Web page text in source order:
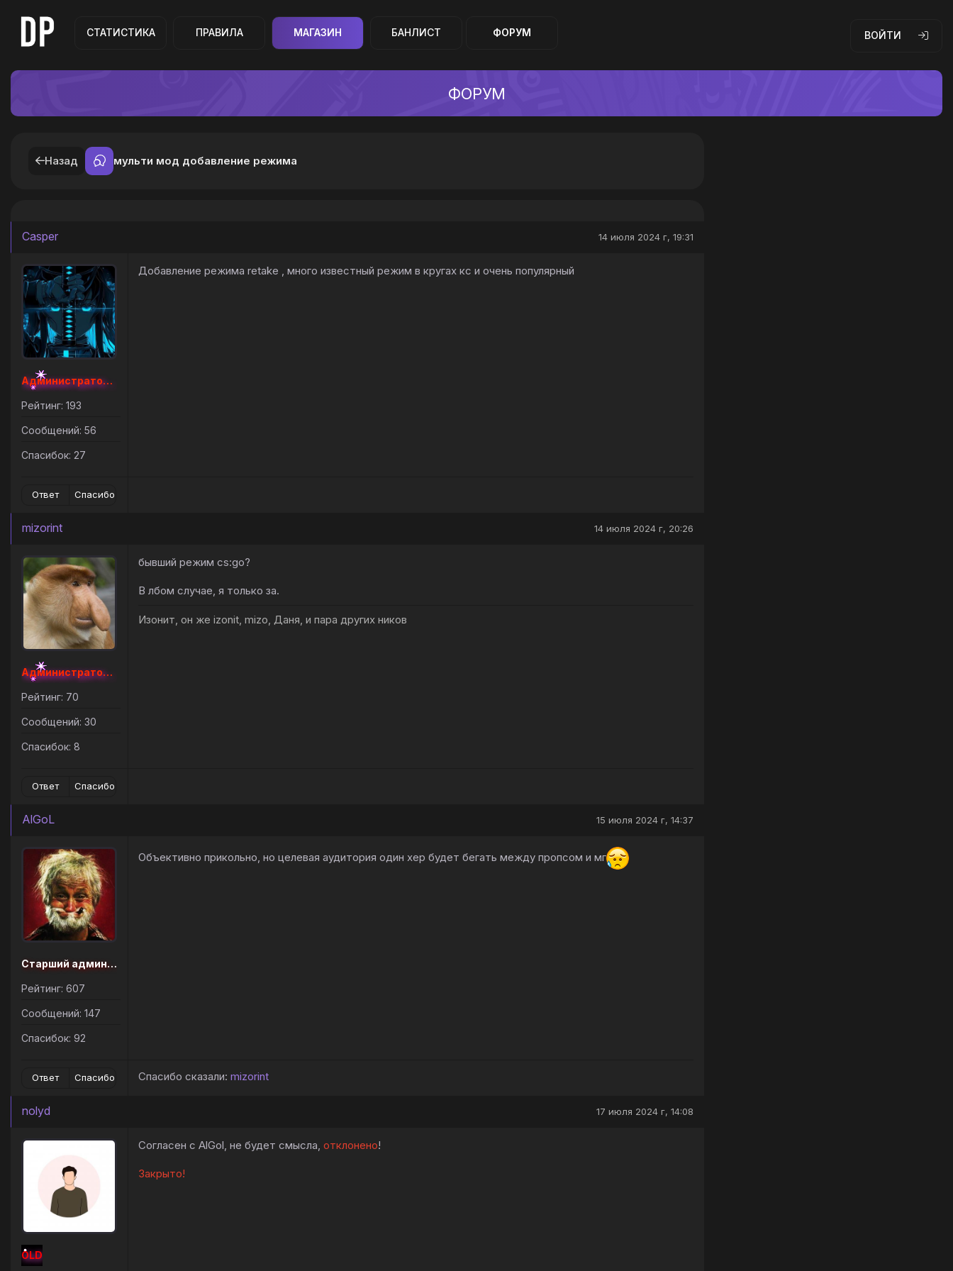
СТАТИСТИКА ПРАВИЛА МАГАЗИН БАНЛИСТ ФОРУМ ВОЙТИ
ФОРУМ
Назад мульти мод добавление режима
Casper 14 июля 2024 г, 19:31
Администратор [Наборный]
Рейтинг: 193
Сообщений: 56
Спасибок: 27
Добавление режима retake , много известный режим в кругах кс и очень популярный
Ответ Спасибо
mizorint 14 июля 2024 г, 20:26
Администратор [Наборный]
Рейтинг: 70
Сообщений: 30
Спасибок: 8
бывший режим cs:go?
В лбом случае, я только за.
Изонит, он же izonit, mizo, Даня, и пара других ников
Ответ Спасибо
AlGoL 15 июля 2024 г, 14:37
Старший администратор
Рейтинг: 607
Сообщений: 147
Спасибок: 92
Объективно прикольно, но целевая аудитория один хер будет бегать между пропсом и мг
Ответ Спасибо Спасибо сказали: mizorint
nolyd 17 июля 2024 г, 14:08
OLD
Согласен с AlGol, не будет смысла, отклонено!
Закрыто!